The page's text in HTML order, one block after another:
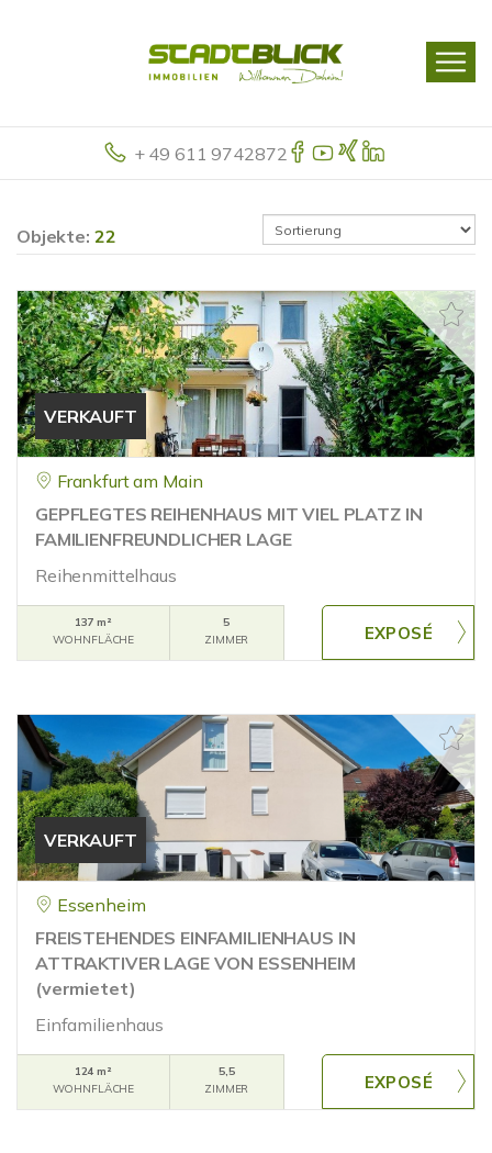
+ 49 611 9742872
Objekte: 22
VERKAUFT
Frankfurt am Main
GEPFLEGTES REIHENHAUS MIT VIEL PLATZ IN
FAMILIENFREUNDLICHER LAGE
Reihenmittelhaus
137 m²
WOHNFLÄCHE
5
ZIMMER
VERKAUFT
Essenheim
FREISTEHENDES EINFAMILIENHAUS IN
ATTRAKTIVER LAGE VON ESSENHEIM
(vermietet)
Einfamilienhaus
124 m²
WOHNFLÄCHE
5,5
ZIMMER